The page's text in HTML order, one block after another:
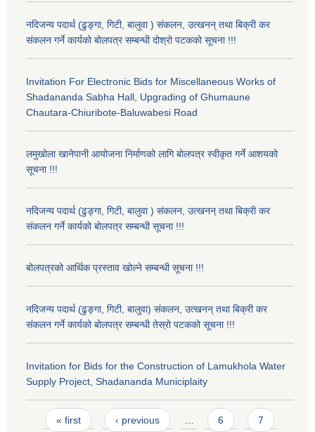
नदिजन्य पदार्थ (ढुङ्गा, गिटी, बालुवा ) संकलन, उत्खनन् तथा बिक्री कर
संकलन गर्ने कार्यको बोलपत्र सम्बन्धी दोश्रो पटकको सूचना !!!
Invitation For Electronic Bids for Miscellaneous Works of
Shadananda Sabha Hall, Upgrading of Ghumaune
Chautara-Chiuribote-Baluwabesi Road
लमुखोला खानेपानी आयोजना निर्माणको लागि बोलपत्र स्वीकृत गर्ने आशयको
सूचना !!!
नदिजन्य पदार्थ (ढुङ्गा, गिटी, बालुवा ) संकलन, उत्खनन् तथा बिक्री कर
संकलन गर्ने कार्यको बोलपत्र सम्बन्धी सूचना !!!
बोलपत्रको आर्थिक प्रस्ताव खोल्ने सम्बन्धी सूचना !!!
नदिजन्य पदार्थ (ढुङ्गा, गिटी, बालुवा) संकलन, उत्खनन् तथा बिक्री कर
संकलन गर्ने कार्यको बोलपत्र सम्बन्धी तेस्रो पटकको सूचना !!!
Invitation for Bids for the Construction of Lamukhola Water
Supply Project, Shadananda Municiplaity
Pages
« first ‹ previous 6 7